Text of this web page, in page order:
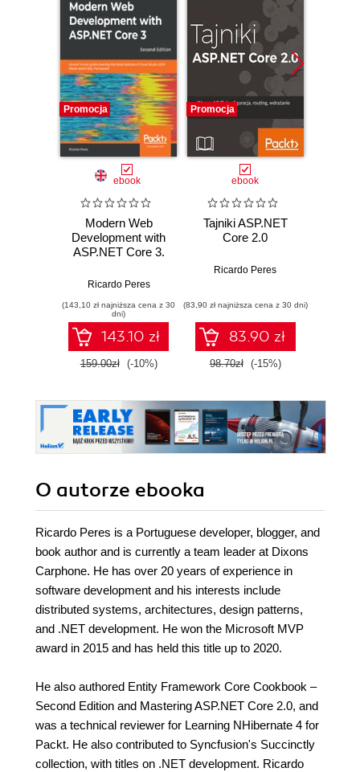
Promocja
ebook
Modern Web
Development with
ASP.NET Core 3.
guide covering the
Visual Studio 2019,
Blazor and Entity
Framework -
Second Edition
Ricardo Peres
(143,10 zł najniższa cena z 30
dni)
143.10 zł
159.00zł (-10%)
Promocja
ebook
Tajniki ASP.NET
Core 2.0
Ricardo Peres
(83,90 zł najniższa cena z 30 dni)
83.90 zł
98.70zł (-15%)
O autorze ebooka
Ricardo Peres is a Portuguese developer, blogger, and
book author and is currently a team leader at Dixons
Carphone. He has over 20 years of experience in
software development and his interests include
distributed systems, architectures, design patterns,
and .NET development. He won the Microsoft MVP
award in 2015 and has held this title up to 2020.
He also authored Entity Framework Core Cookbook –
Second Edition and Mastering ASP.NET Core 2.0, and
was a technical reviewer for Learning NHibernate 4 for
Packt. He also contributed to Syncfusion's Succinctly
collection, with titles on .NET development. Ricardo